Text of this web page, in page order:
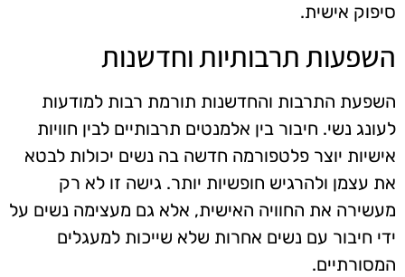
סיפוק אישית.
השפעות תרבותיות וחדשנות
השפעת התרבות והחדשנות תורמת רבות למודעות
לעונג נשי. חיבור בין אלמנטים תרבותיים לבין חוויות
אישיות יוצר פלטפורמה חדשה בה נשים יכולות לבטא
את עצמן ולהרגיש חופשיות יותר. גישה זו לא רק
מעשירה את החוויה האישית, אלא גם מעצימה נשים על
ידי חיבור עם נשים אחרות שלא שייכות למעגלים
המסורתיים.